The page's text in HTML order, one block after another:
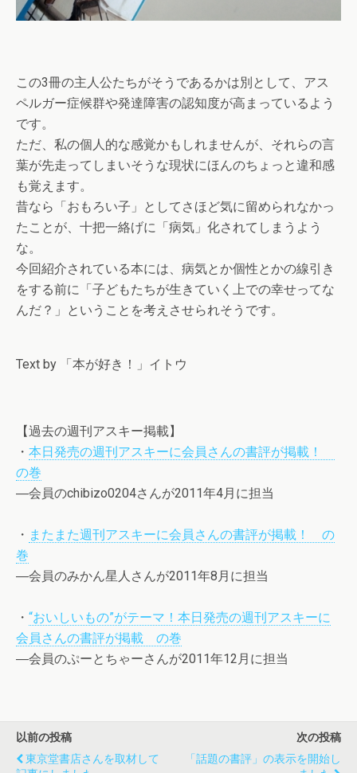
この3冊の主人公たちがそうであるかは別として、アス
ペルガー症候群や発達障害の認知度が高まっているよう
です。
ただ、私の個人的な感覚かもしれませんが、それらの言
葉が先走ってしまいそうな現状にほんのちょっと違和感
も覚えます。
昔なら「おもろい子」としてさほど気に留められなかっ
たことが、十把一絡げに「病気」化されてしまうよう
な。
今回紹介されている本には、病気とか個性とかの線引き
をする前に「子どもたちが生きていく上での幸せってな
んだ？」ということを考えさせられそうです。
Text by 「本が好き！」イトウ
【過去の週刊アスキー掲載】
・ 本日発売の週刊アスキーに会員さんの書評が掲載！
の巻
―会員のchibizo0204さんが2011年4月に担当
・ またまた週刊アスキーに会員さんの書評が掲載！ の
巻
―会員のみかん星人さんが2011年8月に担当
・ “おいしいもの”がテーマ！本日発売の週刊アスキーに
会員さんの書評が掲載 の巻
―会員のぷーとちゃーさんが2011年12月に担当
以前の投稿
東京堂書店さんを取材して
次の投稿
「話題の書評」の表示を開始し